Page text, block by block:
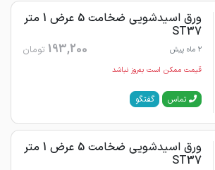
ورق اسیدشویی ضخامت 5 عرض 1 متر
ST37
2 ماه پیش 193,200 تومان
قیمت ممکن است به‌روز نباشد
تماس گفتگو
ورق اسیدشویی ضخامت 5 عرض 1 متر
ST37